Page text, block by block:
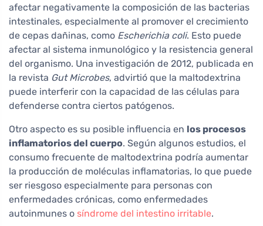
afectar negativamente la composición de las bacterias
intestinales, especialmente al promover el crecimiento
de cepas dañinas, como Escherichia coli. Esto puede
afectar al sistema inmunológico y la resistencia general
del organismo. Una investigación de 2012, publicada en
la revista Gut Microbes, advirtió que la maltodextrina
puede interferir con la capacidad de las células para
defenderse contra ciertos patógenos.
Otro aspecto es su posible influencia en los procesos
inflamatorios del cuerpo. Según algunos estudios, el
consumo frecuente de maltodextrina podría aumentar
la producción de moléculas inflamatorias, lo que puede
ser riesgoso especialmente para personas con
enfermedades crónicas, como enfermedades
autoinmunes o síndrome del intestino irritable.